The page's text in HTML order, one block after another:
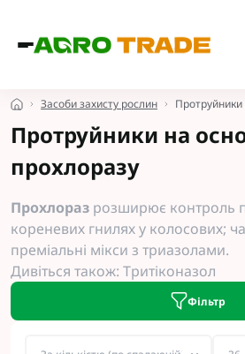
Засоби захисту рослин Протруйники
Протруйники на
прохлоразу
Прохлораз розширює контроль
кореневих гнилях у колосових;
преміальні мікси з триазолами.
Дивіться також: Тритіконазол
Фільтр